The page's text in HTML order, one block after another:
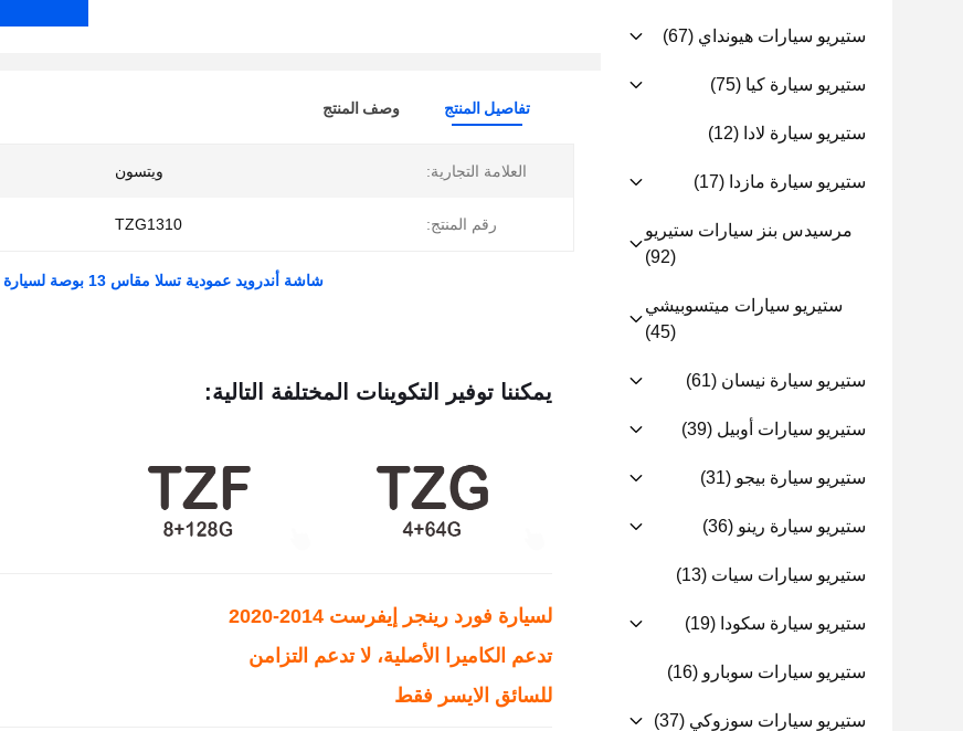
ستيريو سيارات هيونداي (67)
ستيريو سيارة كيا (75)
ستيريو سيارة لادا (12)
ستيريو سيارة مازدا (17)
مرسيدس بنز سيارات ستيريو
(92)
ستيريو سيارات ميتسوبيشي
(45)
ستيريو سيارة نيسان (61)
ستيريو سيارات أوبيل (39)
ستيريو سيارة بيجو (31)
ستيريو سيارة رينو (36)
ستيريو سيارات سيات (13)
ستيريو سيارة سكودا (19)
ستيريو سيارات سوبارو (16)
ستيريو سيارات سوزوكي (37)
تفاصيل المنتج وصف المنتج
العلامة التجارية: ويتسون
رقم المنتج: TZG1310
شاشة أندرويد عمودية تسلا مقاس 13 بوصة لسيارة فورد رينجر إيفرست 2014-2020 ستيريو متعدد الوسائط للسيارة
يمكننا توفير التكوينات المختلفة التالية:
لسيارة فورد رينجر إيفرست 2014-2020
تدعم الكاميرا الأصلية، لا تدعم التزامن
للسائق الايسر فقط